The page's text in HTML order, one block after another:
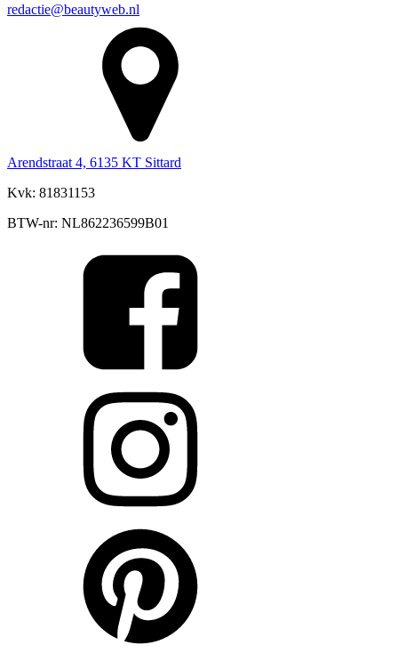
redactie@beautyweb.nl
Arendstraat 4, 6135 KT Sittard
Kvk: 81831153
BTW-nr: NL862236599B01